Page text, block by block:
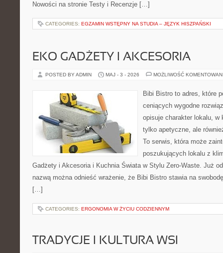
Nowości na stronie Testy i Recenzje […]
CATEGORIES: EGZAMIN WSTĘPNY NA STUDIA – JĘZYK HISZPAŃSKI
EKO GADŻETY I AKCESORIA
POSTED BY ADMIN MAJ - 3 - 2026 MOŻLIWOŚĆ
Bibi Bistro to adres, które
ceniących wygodne
opisuje charakter lokalu, w
tylko apetyczne, ale
To serwis, która może
poszukujących lokalu z
Gadżety i Akcesoria i Kuchnia Świata w Stylu Zero-Waste. Już
nazwą można odnieść wrażenie, że Bibi Bistro stawia na
[…]
CATEGORIES: ERGONOMIA W ŻYCIU CODZIENNYM
TRADYCJE I KULTURA WSI